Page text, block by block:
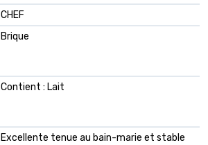
CHEF
Brique
Contient : Lait
Excellente tenue au bain-marie et stable